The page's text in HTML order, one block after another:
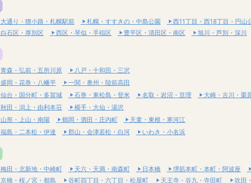
大通り・狸小路・札幌駅前 札幌・すすきの・中島公園 西11丁目・西18丁目・円山
白石区・厚別区
西区・琴似・手稲区 豊平区・清田区・南区 旭川・芦別・深川
青森・弘前・五所川原
八戸・十和田・三沢
盛岡・花巻・八幡平
一関・奥州・陸前高田
仙台・国分町・多賀城 石巻・東松島・登米 名取・岩沼・亘理
大崎・古川・栗
秋田・潟上・由利本荘
横手・大仙・湯沢
山形・上山・南陽 鶴岡・酒田・庄内町
天童・東根・寒河江
福島・二本松・伊達 郡山・会津若松・白河 いわき・小名浜
梅田・北新地・中崎町 天六・天満・南森町 日本橋 堺筋本町・本町・阿波座
京橋・桜ノ宮・都島
谷町四丁目・六丁目・松屋町 天王寺・谷九・寺田町 吹田